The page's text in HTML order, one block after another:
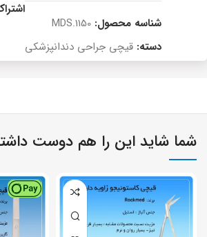
شناسه محصول: MDS.1150
دسته: قیچی‌ جراحی دندانپزشکی
شما شاید این را هم دوست